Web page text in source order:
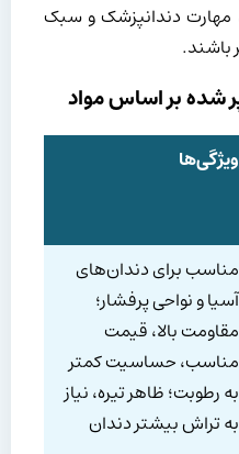
مهارت دندانپزشک و سبک
باشند.
شده بر اساس مواد
ویژگی‌ها
مناسب برای دندان‌های
آسیا و نواحی پرفشار؛
مقاومت بالا، قیمت
مناسب، حساسیت کمتر
به رطوبت؛ ظاهر تیره، نیاز
به تراش بیشتر دندان